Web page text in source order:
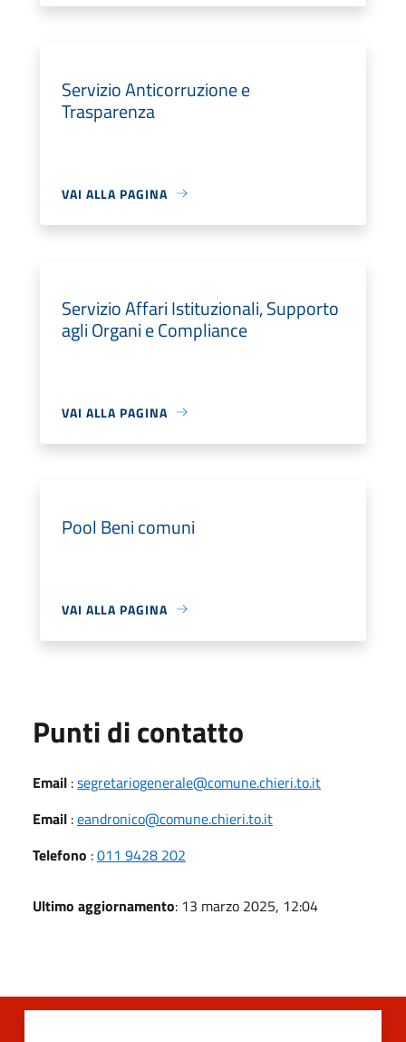
Servizio Anticorruzione e
Trasparenza
VAI ALLA PAGINA
Servizio Affari Istituzionali, Supporto
agli Organi e Compliance
VAI ALLA PAGINA
Pool Beni comuni
VAI ALLA PAGINA
Punti di contatto
Email :segretariogenerale@comune.chieri.to.it
Email :eandronico@comune.chieri.to.it
Telefono :011 9428 202
Ultimo aggiornamento: 13 marzo 2025, 12:04